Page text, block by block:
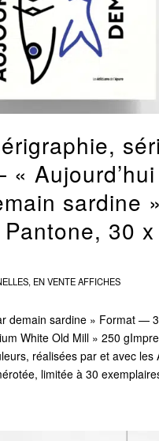
Aujourd’hui
sardine
30
, EN VENTE AFFICHES
demain sardine » Format —
White Old Mill » 250
réalisées par et avec les
limitée à 30